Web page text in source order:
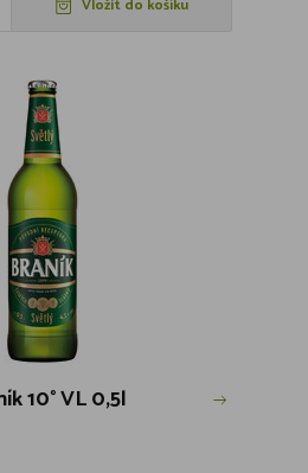
Vložit do košíku
10° VL 0,5l